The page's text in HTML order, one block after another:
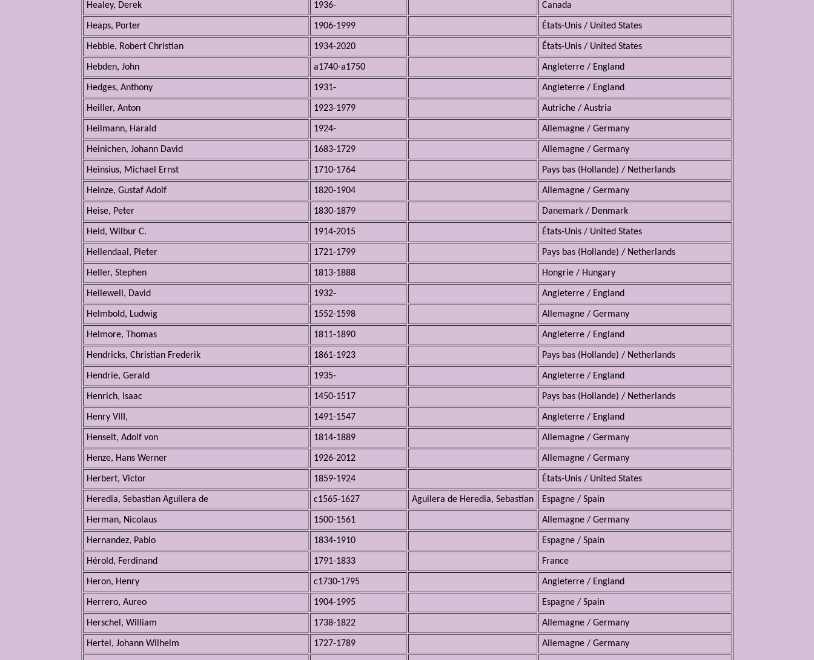
Healey, Derek 1936- Canada
Heaps, Porter 1906-1999 États-Unis / United States
Hebble, Robert Christian 1934-2020 États-Unis / United States
Hebden, John a1740-a1750 Angleterre / England
Hedges, Anthony 1931- Angleterre / England
Heiller, Anton 1923-1979 Autriche / Austria
Heilmann, Harald 1924- Allemagne / Germany
Heinichen, Johann David 1683-1729 Allemagne / Germany
Heinsius, Michael Ernst 1710-1764 Pays bas (Hollande) / Netherlands
Heinze, Gustaf Adolf 1820-1904 Allemagne / Germany
Heise, Peter 1830-1879 Danemark / Denmark
Held, Wilbur C. 1914-2015 États-Unis / United States
Hellendaal, Pieter 1721-1799 Pays bas (Hollande) / Netherlands
Heller, Stephen 1813-1888 Hongrie / Hungary
Hellewell, David 1932- Angleterre / England
Helmbold, Ludwig 1552-1598 Allemagne / Germany
Helmore, Thomas 1811-1890 Angleterre / England
Hendricks, Christian Frederik 1861-1923 Pays bas (Hollande) / Netherlands
Hendrie, Gerald 1935- Angleterre / England
Henrich, Isaac 1450-1517 Pays bas (Hollande) / Netherlands
Henry VIII, 1491-1547 Angleterre / England
Henselt, Adolf von 1814-1889 Allemagne / Germany
Henze, Hans Werner 1926-2012 Allemagne / Germany
Herbert, Victor 1859-1924 États-Unis / United States
Heredia, Sebastian Aguilera de c1565-1627 Aguilera de Heredia, Sebastian Espagne / Spain
Herman, Nicolaus 1500-1561 Allemagne / Germany
Hernandez, Pablo 1834-1910 Espagne / Spain
Hérold, Ferdinand 1791-1833 France
Heron, Henry c1730-1795 Angleterre / England
Herrero, Aureo 1904-1995 Espagne / Spain
Herschel, William 1738-1822 Allemagne / Germany
Hertel, Johann Wilhelm 1727-1789 Allemagne / Germany